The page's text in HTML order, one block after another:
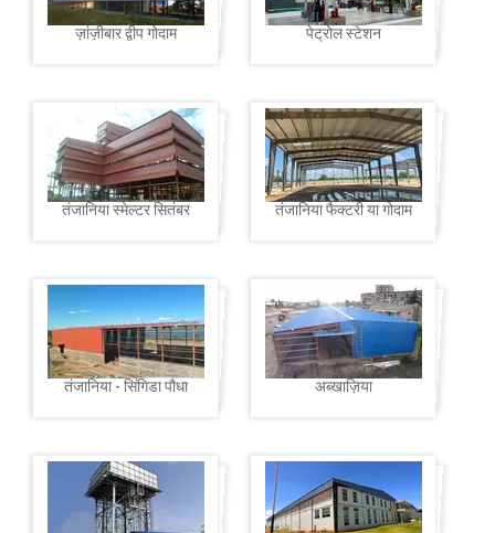
ज़ांज़ीबार द्वीप गोदाम पेट्रोल स्टेशन
तंजानिया स्मेल्टर सितंबर तंजानिया फैक्टरी या गोदाम
तंजानिया - सिंगिडा पौधा अब्खाज़िया